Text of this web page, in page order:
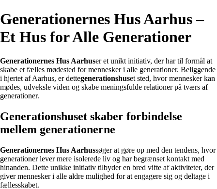
Generationernes Hus Aarhus –
Et Hus for Alle Generationer
Generationernes Hus Aarhuser et unikt initiativ, der har til formål at
skabe et fælles mødested for mennesker i alle generationer. Beliggende
i hjertet af Aarhus, er dettegenerationshuset sted, hvor mennesker kan
mødes, udveksle viden og skabe meningsfulde relationer på tværs af
generationer.
Generationshuset skaber forbindelse
mellem generationerne
Generationernes Hus Aarhussøger at gøre op med den tendens, hvor
generationer lever mere isolerede liv og har begrænset kontakt med
hinanden. Dette unikke initiativ tilbyder en bred vifte af aktiviteter, der
giver mennesker i alle aldre mulighed for at engagere sig og deltage i
fællesskabet.